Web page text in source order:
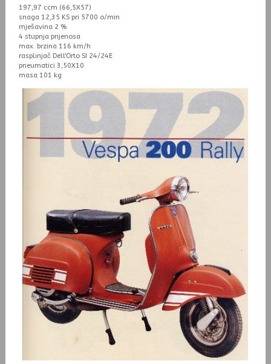
197,97 ccm (66,5X57)
snaga 12,35 KS pri 5700 o/min
mješavina 2 %
4 stupnja prijenosa
max. brzina 116 km/h
rasplinjač Dell'Orto SI 24/24E
pneumatici 3,50X10
masa 101 kg